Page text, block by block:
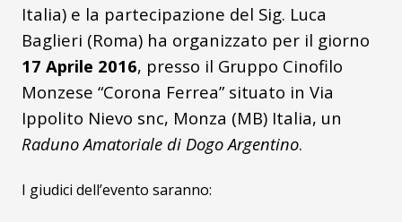
Italia) e la partecipazione del Sig. Luca
Baglieri (Roma) ha organizzato per il giorno
17 Aprile 2016, presso il Gruppo Cinofilo
Monzese “Corona Ferrea” situato in Via
Ippolito Nievo snc, Monza (MB) Italia, un
Raduno Amatoriale di Dogo Argentino.
I giudici dell’evento saranno: